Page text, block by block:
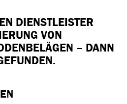
DIENSTLEISTER
VON
– DANN